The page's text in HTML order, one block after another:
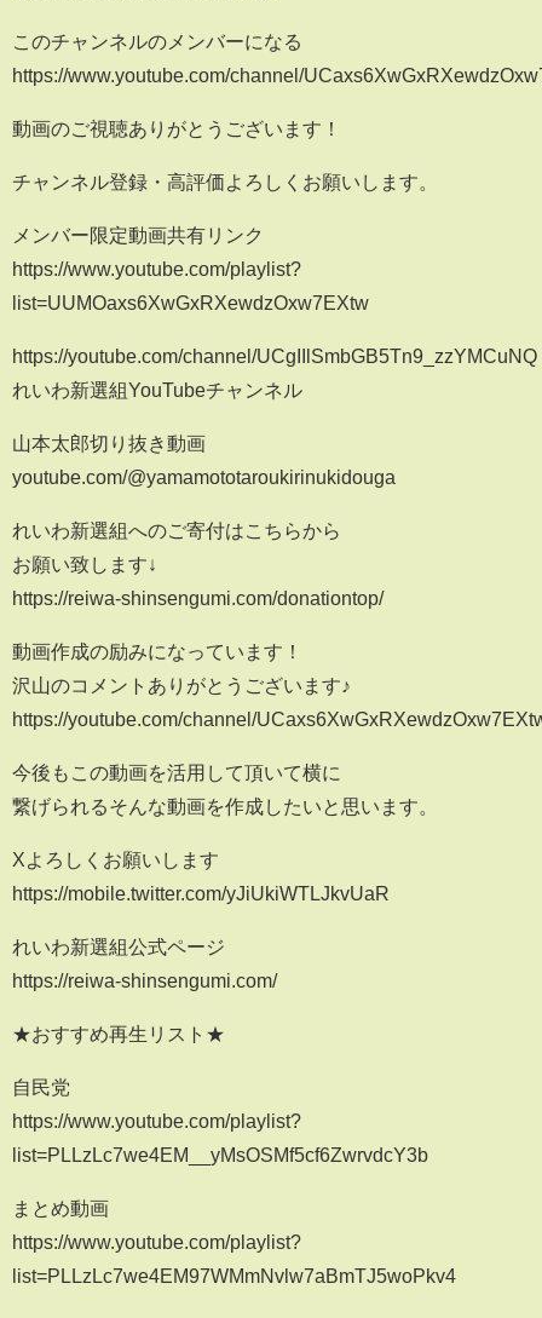
このチャンネルのメンバーになる
https://www.youtube.com/channel/
動画のご視聴ありがとうございます！
チャンネル登録・高評価よろしくお願いします。
メンバー限定動画共有リンク
https://www.youtube.com/playlist?
list=UUMOaxs6XwGxRXewdzOxw7EXtw
https://youtube.com/channel/UCgIIlSmbGB5Tn9_zzYMCuNQ
れいわ新選組YouTubeチャンネル
山本太郎切り抜き動画
youtube.com/@yamamototaroukirinukidouga
れいわ新選組へのご寄付はこちらから
お願い致します↓
https://reiwa-shinsengumi.com/donationtop/
動画作成の励みになっています！
沢山のコメントありがとうございます♪
https://youtube.com/channel/
今後もこの動画を活用して頂いて横に
繋げられるそんな動画を作成したいと思います。
Xよろしくお願いします
https://mobile.twitter.com/yJiUkiWTLJkvUaR
れいわ新選組公式ページ
https://reiwa-shinsengumi.com/
★おすすめ再生リスト★
自民党
https://www.youtube.com/playlist?
list=PLLzLc7we4EM__yMsOSMf5cf6ZwrvdcY3b
まとめ動画
https://www.youtube.com/playlist?
list=PLLzLc7we4EM97WMmNvlw7aBmTJ5woPkv4